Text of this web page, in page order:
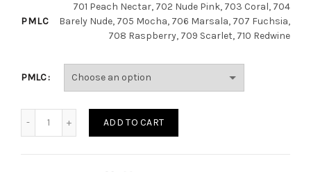
PMLC
701 Peach Nectar, 702 Nude Pink, 703 Coral, 704
Barely Nude, 705 Mocha, 706 Marsala, 707 Fuchsia,
708 Raspberry, 709 Scarlet, 710 Redwine
PMLC
Quantity
ADD TO CART